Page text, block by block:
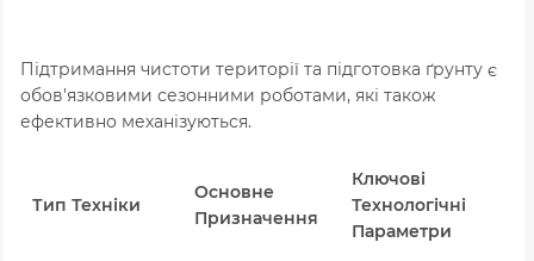
Підтримання чистоти території та підготовка ґрунту є
обов'язковими сезонними роботами, які також
ефективно механізуються.
Тип Техніки
Основне
Призначення
Ключові
Технологічні
Параметри